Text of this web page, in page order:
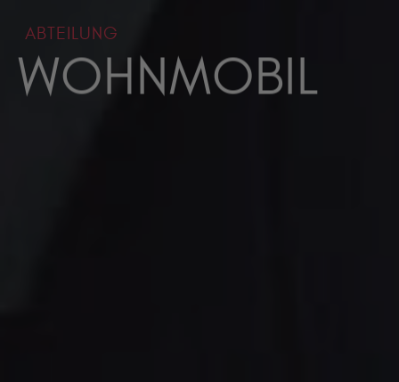
ABTEILUNG
WOHNMOBIL